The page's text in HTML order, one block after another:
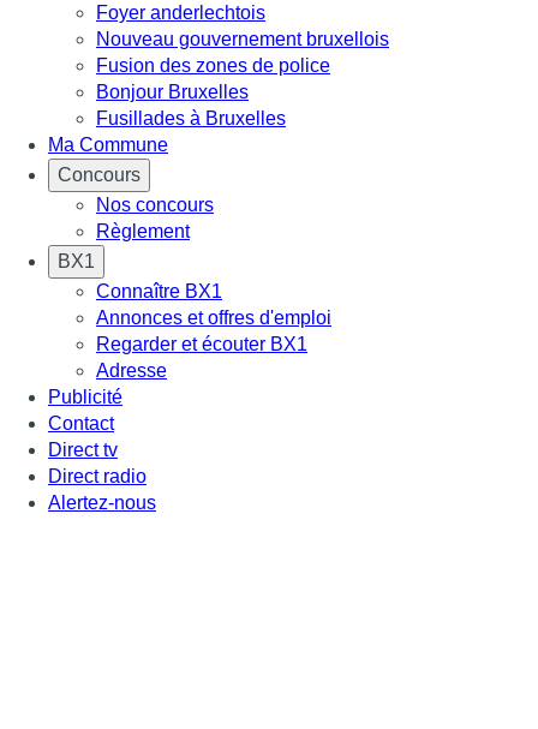
Foyer anderlechtois
Nouveau gouvernement bruxellois
Fusion des zones de police
Bonjour Bruxelles
Fusillades à Bruxelles
Ma Commune
Concours
Nos concours
Règlement
BX1
Connaître BX1
Annonces et offres d'emploi
Regarder et écouter BX1
Adresse
Publicité
Contact
Direct tv
Direct radio
Alertez-nous